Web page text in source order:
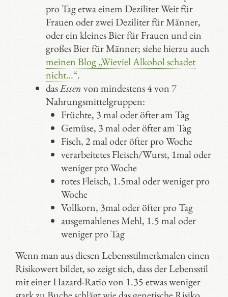
pro Tag etwa einem Deziliter Weit für
Frauen oder zwei Deziliter für Männer,
oder ein kleines Bier für Frauen und ein
großes Bier für Männer; siehe hierzu auch
meinen Blog „Wieviel Alkohol schadet
nicht…“.
dasEssenvon mindestens 4 von 7
Nahrungsmittelgruppen:
Früchte, 3 mal oder öfter am Tag
Gemüse, 3 mal oder öfter am Tag
Fisch, 2 mal oder öfter pro Woche
verarbeitetes Fleisch/Wurst, 1mal oder
weniger pro Woche
rotes Fleisch, 1.5mal oder weniger pro
Woche
Vollkorn, 3mal oder öfter pro Tag
ausgemahlenes Mehl, 1.5 mal oder
weniger pro Tag
Wenn man aus diesen Lebensstilmerkmalen einen
Risikowert bildet, so zeigt sich, dass der Lebensstil
mit einer Hazard-Ratio von 1.35 etwas weniger